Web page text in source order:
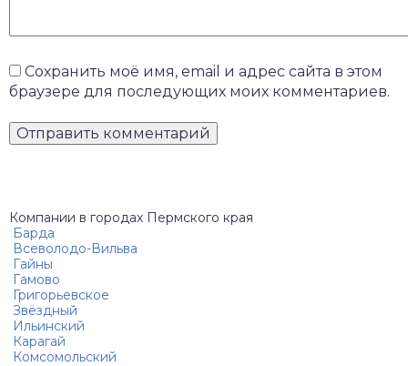
Сохранить моё имя, email и адрес сайта в этом
браузере для последующих моих комментариев.
Компании в городах Пермского края
Барда
Всеволодо-Вильва
Гайны
Гамово
Григорьевское
Звёздный
Ильинский
Карагай
Комсомольский